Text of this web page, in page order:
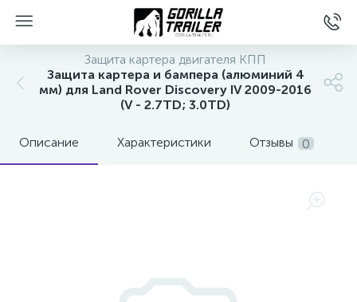
Защита картера двигателя КПП
Защита картера и бампера (алюминий 4
мм) для Land Rover Discovery IV 2009-2016
(V - 2.7TD; 3.0TD)
Описание Характеристики Отзывы 0